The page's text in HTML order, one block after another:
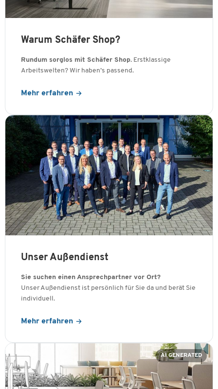
Warum Schäfer Shop?
Rundum sorglos mit Schäfer Shop. Erstklassige
Arbeitswelten? Wir haben’s passend.
Mehr erfahren
Unser Außendienst
Sie suchen einen Ansprechpartner vor Ort?
Unser Außendienst ist persönlich für Sie da und berät Sie
individuell.
Mehr erfahren
AI GENERATED